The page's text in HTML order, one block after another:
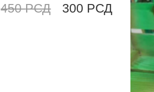
450РСД 300 РСД